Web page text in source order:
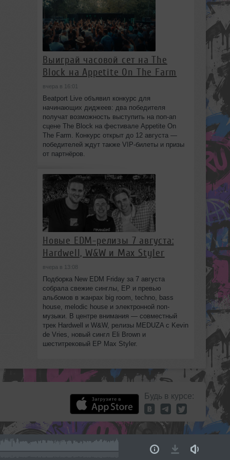
Выиграй часовой сет на The
Block на Appetite On The Farm
вчера в 16:01
Beatport Live объявил конкурс для
начинающих диджеев: два победителя
получат возможность выступить на поп‑ап
сцене The Block на фестивале Appetite On
The Farm. Конкурс открыт до 12 августа —
победителей ждут также VIP‑билеты и призы
от партнёров.
Новые EDM-релизы 7 августа:
Hardwell, W&W и Max Styler
вчера в 13:08
Подборка New EDM Friday за 7 августа
собрала свежие синглы, EP и превью
альбомов в жанрах big room, techno, bass
house, melodic house и электронной поп-
музыки. В центре внимания — совместный
трек Hardwell и W&W, релизы MEDUZA с Kevin
de Vries, новый сингл Eli Brown и
шеститрековый EP Max Styler.
Будь в курсе: